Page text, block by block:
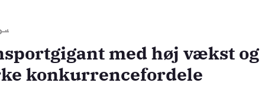
med høj vækst og
konkurrencefordele